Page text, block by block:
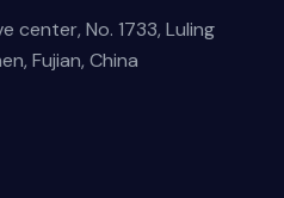
center, No. 1733, Luling
Fujian, China